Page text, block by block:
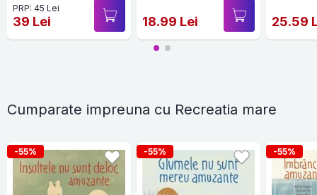
PRP: 45 Lei
39 Lei 18.99 Lei 25.59
Cumparate impreuna cu Recreatia mare
-55% -55% -55%